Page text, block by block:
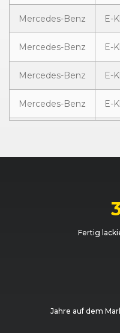
Mercedes-Benz E-
Mercedes-Benz E-
Mercedes-Benz E-
Mercedes-Benz E-
Mercedes-Benz E-
Fertig
Jahre auf dem